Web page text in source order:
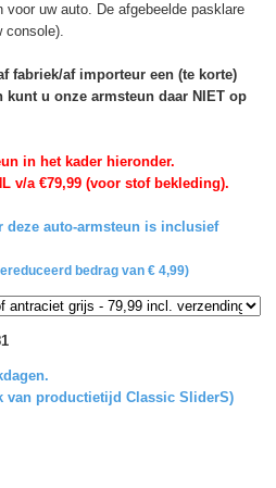
uw auto. De afgebeelde pasklare
console).
fabriek/af importeur een (te korte)
u onze armsteun daar NIET op
in het kader hieronder.
v/a €79,99 (voor stof bekleding).
deze auto-armsteun is inclusief
bedrag van € 4,99)
van productietijd Classic SliderS)